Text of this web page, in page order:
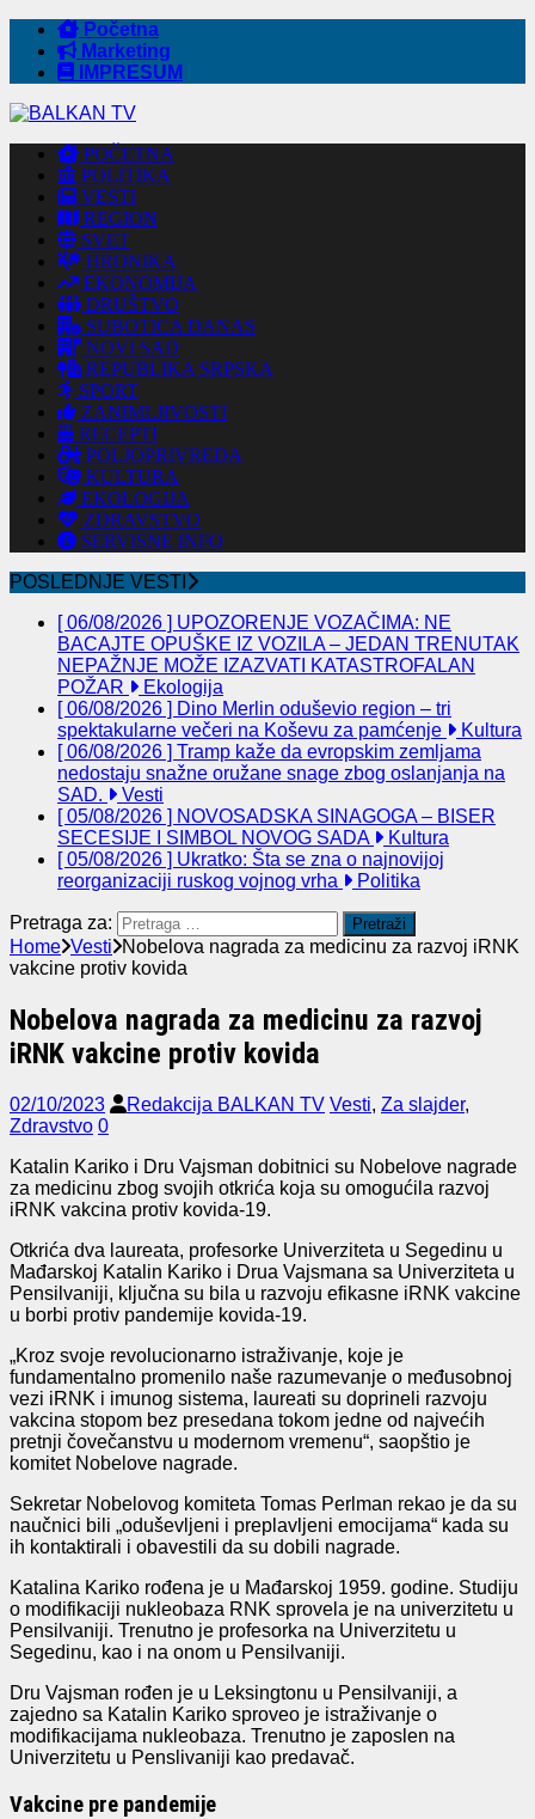
Početna
Marketing
IMPRESUM
POČETNA
POLITIKA
VESTI
REGION
SVET
HRONIKA
EKONOMIJA
DRUŠTVO
SUBOTICA DANAS
NOVI SAD
REPUBLIKA SRPSKA
SPORT
ZANIMLJIVOSTI
RECEPTI
POLJOPRIVREDA
KULTURA
EKOLOGIJA
ZDRAVSTVO
SERVISNE INFO
POSLEDNJE VESTI
[ 06/08/2026 ] UPOZORENJE VOZAČIMA: NE
BACAJTE OPUŠKE IZ VOZILA – JEDAN TRENUTAK
NEPAŽNJE MOŽE IZAZVATI KATASTROFALAN
POŽAR
Ekologija
[ 06/08/2026 ] Dino Merlin oduševio region – tri
spektakularne večeri na Koševu za pamćenje
Kultura
[ 06/08/2026 ] Tramp kaže da evropskim zemljama
nedostaju snažne oružane snage zbog oslanjanja na
SAD.
Vesti
[ 05/08/2026 ] NOVOSADSKA SINAGOGA – BISER
SECESIJE I SIMBOL NOVOG SADA
Kultura
[ 05/08/2026 ] Ukratko: Šta se zna o najnovijoj
reorganizaciji ruskog vojnog vrha
Politika
Pretraga za:
Home Vesti
Nobelova nagrada za medicinu za razvoj iRNK
vakcine protiv kovida
Nobelova nagrada za medicinu za razvoj
iRNK vakcine protiv kovida
02/10/2023 Redakcija BALKAN TV Vesti, Za slajder,
Zdravstvo 0
Katalin Kariko i Dru Vajsman dobitnici su Nobelove nagrade
za medicinu zbog svojih otkrića koja su omogućila razvoj
iRNK vakcina protiv kovida-19.
Otkrića dva laureata, profesorke Univerziteta u Segedinu u
Mađarskoj Katalin Kariko i Drua Vajsmana sa Univerziteta u
Pensilvaniji, ključna su bila u razvoju efikasne iRNK vakcine
u borbi protiv pandemije kovida-19.
„Kroz svoje revolucionarno istraživanje, koje je
fundamentalno promenilo naše razumevanje o međusobnoj
vezi iRNK i imunog sistema, laureati su doprineli razvoju
vakcina stopom bez presedana tokom jedne od najvećih
pretnji čovečanstvu u modernom vremenu“, saopštio je
komitet Nobelove nagrade.
Sekretar Nobelovog komiteta Tomas Perlman rekao je da su
naučnici bili „oduševljeni i preplavljeni emocijama“ kada su
ih kontaktirali i obavestili da su dobili nagrade.
Katalina Kariko rođena je u Mađarskoj 1959. godine. Studiju
o modifikaciji nukleobaza RNK sprovela je na univerzitetu u
Pensilvaniji. Trenutno je profesorka na Univerzitetu u
Segedinu, kao i na onom u Pensilvaniji.
Dru Vajsman rođen je u Leksingtonu u Pensilvaniji, a
zajedno sa Katalin Kariko sproveo je istraživanje o
modifikacijama nukleobaza. Trenutno je zaposlen na
Univerzitetu u Penslivaniji kao predavač.
Vakcine pre pandemije